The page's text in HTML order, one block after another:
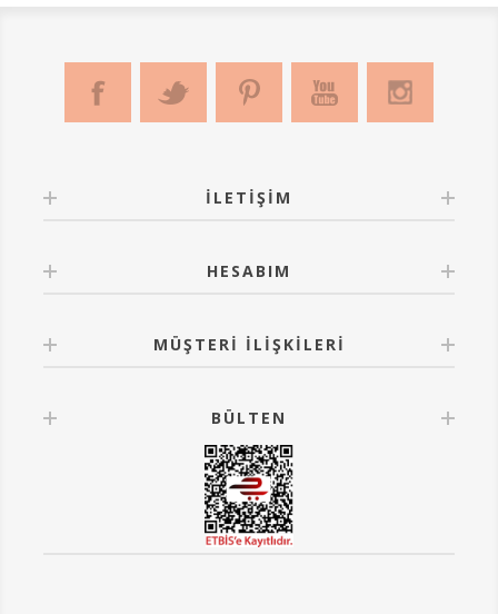
İLETIŞIM
HESABIM
MÜŞTERI İLIŞKILERI
BÜLTEN